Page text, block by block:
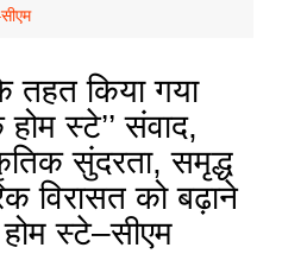
किया गया
स्टे’’ संवाद,
सुंदरता, समृद्ध
विरासत को बढ़ाने
स्टे–सीएम